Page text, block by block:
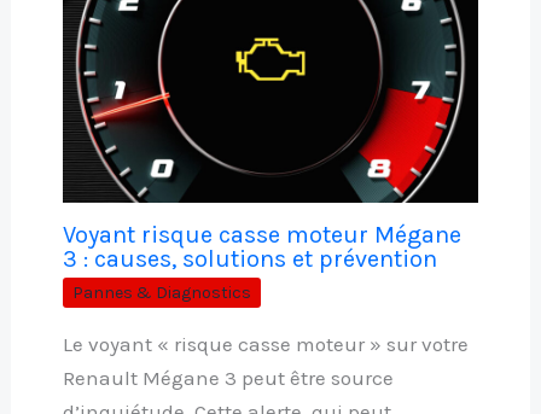
Voyant risque casse moteur Mégane
3 : causes, solutions et prévention
Pannes & Diagnostics
Le voyant « risque casse moteur » sur votre
Renault Mégane 3 peut être source